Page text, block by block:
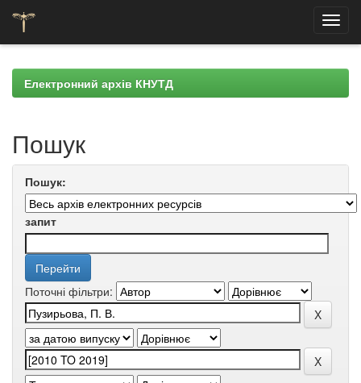
navigationЕлектронний архів КНУТД
Пошук
Пошук:
запит
Поточні фільтри: